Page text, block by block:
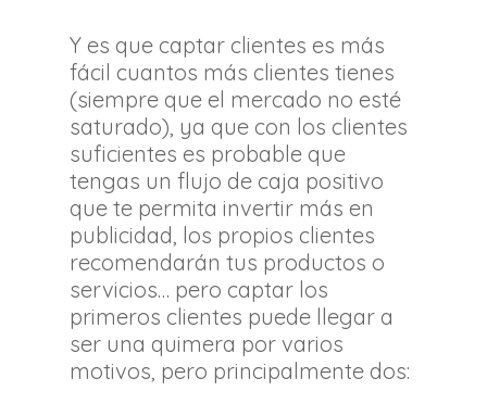
Y es que captar clientes es más
fácil cuantos más clientes tienes
(siempre que el mercado no esté
saturado), ya que con los clientes
suficientes es probable que
tengas un flujo de caja positivo
que te permita invertir más en
publicidad, los propios clientes
recomendarán tus productos o
servicios… pero captar los
primeros clientes puede llegar a
ser una quimera por varios
motivos, pero principalmente dos: